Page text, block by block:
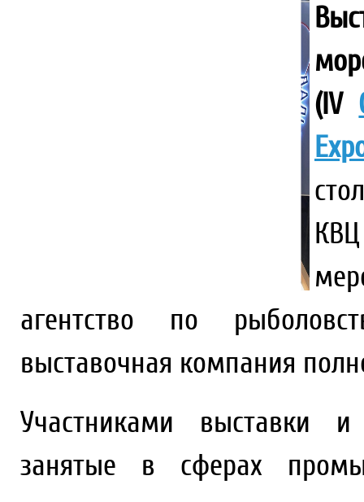
(IV
агентство по
выставочная компания
Участниками выставки
занятые в сферах